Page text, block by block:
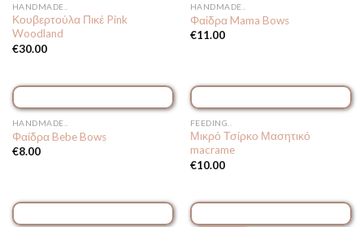
HANDMADE..
Κουβερτούλα Πικέ Pink
Woodland
€30.00
HANDMADE..
Φαίδρα Mama Bows
€11.00
HANDMADE..
Φαίδρα Bebe Bows
€8.00
FEEDING..
Μικρό Τσίρκο Μασητικό
macrame
€10.00